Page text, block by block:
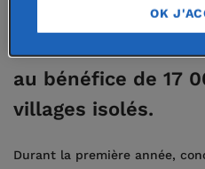
reconstruction,
et renforcement
au bénéfice de 17
villages isolés.
Durant la première année,
OK